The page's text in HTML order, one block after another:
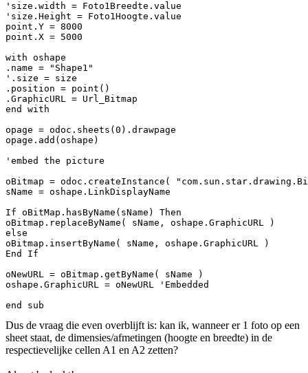
'size.width = Foto1Breedte.value
'size.Height = Foto1Hoogte.value
point.Y = 8000
point.X = 5000
with oshape
.name = "Shape1"
'.size = size
.position = point()
.GraphicURL = Url_Bitmap
end with
opage = odoc.sheets(0).drawpage
opage.add(oshape)
'embed the picture
oBitmap = odoc.createInstance(
sName = oshape.LinkDisplayName
If oBitMap.hasByName(sName) Then
oBitmap.replaceByName( sName, oshape.GraphicURL )
else
oBitmap.insertByName( sName, oshape.GraphicURL )
End If
oNewURL = oBitmap.getByName( sName )
oshape.GraphicURL = oNewURL 'Embedded
Dus de vraag die even overblijft is: kan ik, wanneer er 1 foto op een
sheet staat, de dimensies/afmetingen (hoogte en breedte) in de
respectievelijke cellen A1 en A2 zetten?